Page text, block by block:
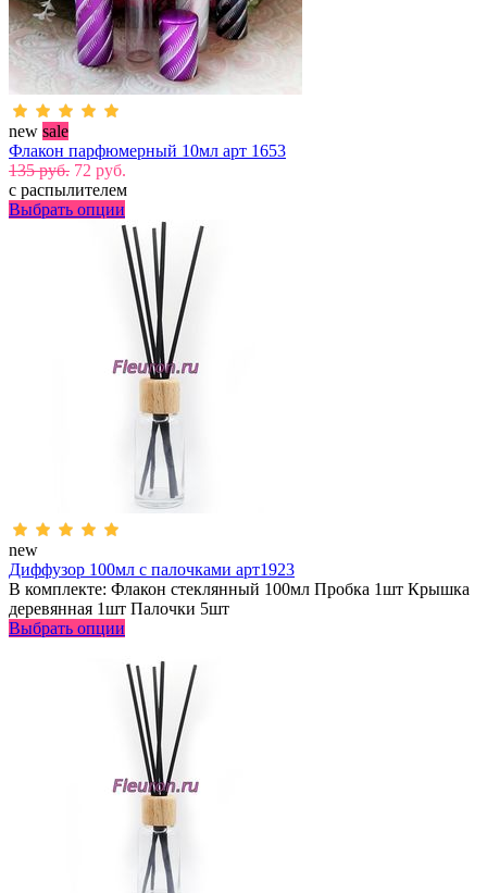
new sale
Флакон парфюмерный 10мл арт 1653
135 руб. 72 руб.
с распылителем
Выбрать опции
new
Диффузор 100мл с палочками арт1923
В комплекте: Флакон стеклянный 100мл Пробка 1шт Крышка
деревянная 1шт Палочки 5шт
Выбрать опции